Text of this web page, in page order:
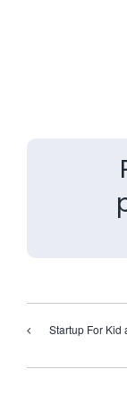
Startup For Kid